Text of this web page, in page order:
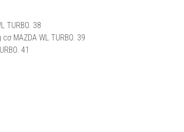
TURBO. 38
MAZDA WL TURBO. 39
41